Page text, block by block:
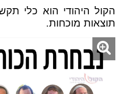
הקול היהודי הוא כלי
תוצאות מוכחות.